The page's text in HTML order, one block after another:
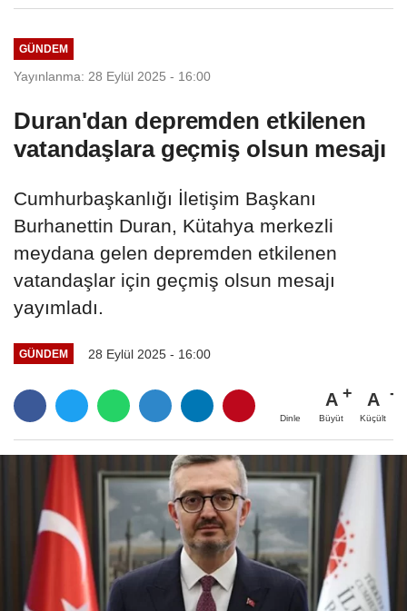
GÜNDEM
Yayınlanma: 28 Eylül 2025 - 16:00
Duran'dan depremden etkilenen
vatandaşlara geçmiş olsun mesajı
Cumhurbaşkanlığı İletişim Başkanı
Burhanettin Duran, Kütahya merkezli
meydana gelen depremden etkilenen
vatandaşlar için geçmiş olsun mesajı
yayımladı.
GÜNDEM 28 Eylül 2025 - 16:00
Dinle
A
Büyüt
A
Küçült